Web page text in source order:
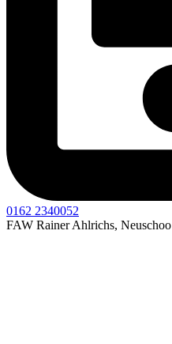
0162 2340052
FAW Rainer Ahlrichs, Neuschoo